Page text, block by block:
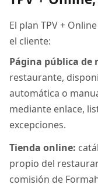
El plan TPV +
el cliente:
Página pública de
restaurante,
automática o
mediante enlace,
excepciones.
Tienda online:
propio del
comisión de